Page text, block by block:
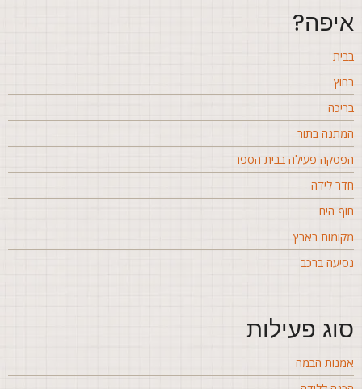
בתור
פעילה בבית הספר
לידה
הים
בארץ
ברכב
פעילות
הבמה